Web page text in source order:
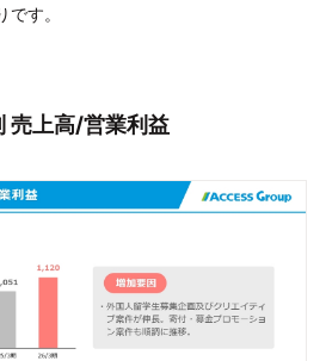
す。
売上高/営業利益